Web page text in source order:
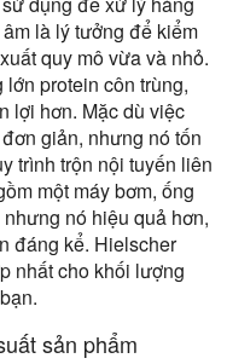
là lý tưởng để kiểm
quy mô vừa và nhỏ.
protein côn trùng,
lợi hơn. Mặc dù việc
giản, nhưng nó tốn
trình trộn nội tuyến liên
một máy bơm, ống
nó hiệu quả hơn,
đáng kể. Hielscher
nhất cho khối lượng
sản phẩm